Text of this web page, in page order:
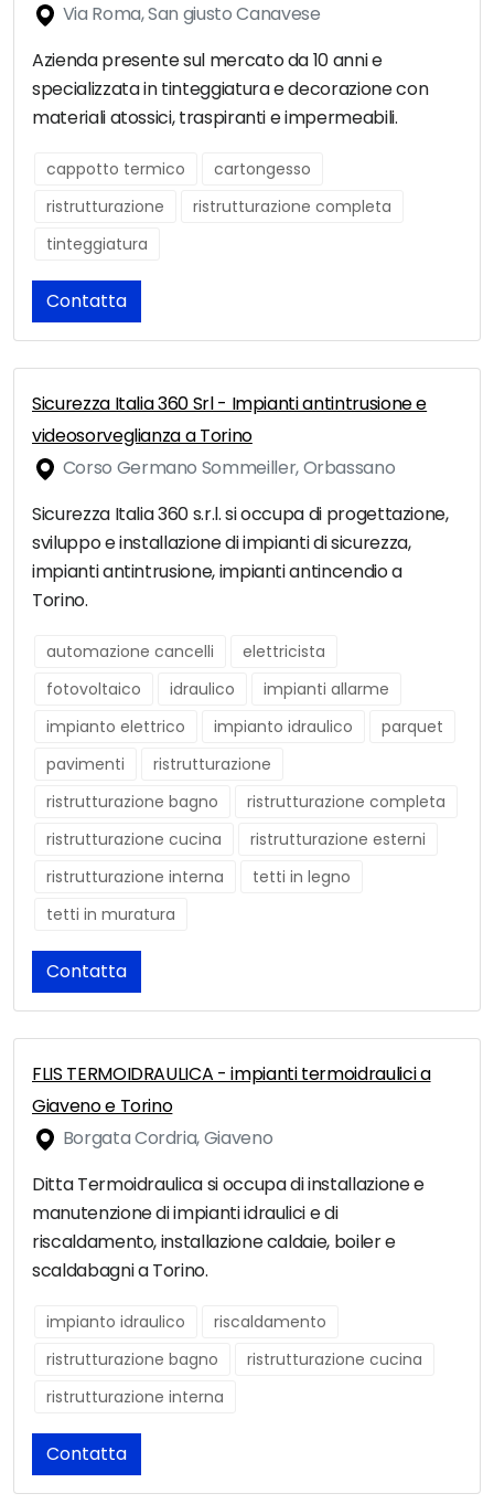
Via Roma, San giusto Canavese
Azienda presente sul mercato da 10 anni e
specializzata in tinteggiatura e decorazione con
materiali atossici, traspiranti e impermeabili.
cappotto termico
cartongesso
ristrutturazione
ristrutturazione completa
tinteggiatura
Contatta
Sicurezza Italia 360 Srl - Impianti antintrusione e
videosorveglianza a Torino
Corso Germano Sommeiller, Orbassano
Sicurezza Italia 360 s.r.l. si occupa di progettazione,
sviluppo e installazione di impianti di sicurezza,
impianti antintrusione, impianti antincendio a
Torino.
automazione cancelli
elettricista
fotovoltaico
idraulico
impianti allarme
impianto elettrico
impianto idraulico
parquet
pavimenti
ristrutturazione
ristrutturazione bagno
ristrutturazione completa
ristrutturazione cucina
ristrutturazione esterni
ristrutturazione interna
tetti in legno
tetti in muratura
Contatta
FLIS TERMOIDRAULICA - impianti termoidraulici a
Giaveno e Torino
Borgata Cordria, Giaveno
Ditta Termoidraulica si occupa di installazione e
manutenzione di impianti idraulici e di
riscaldamento, installazione caldaie, boiler e
scaldabagni a Torino.
impianto idraulico
riscaldamento
ristrutturazione bagno
ristrutturazione cucina
ristrutturazione interna
Contatta